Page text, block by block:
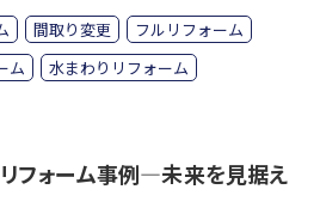
間取り変更
フルリフォーム
ム
水まわりリフォーム
フォーム事例―未来を見据え